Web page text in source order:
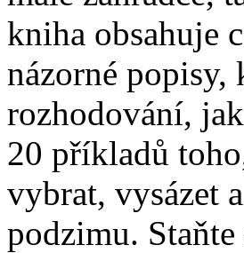
kniha obsahuje
názorné popisy,
rozhodování,
20 příkladů
vybrat, vysázet
podzimu.